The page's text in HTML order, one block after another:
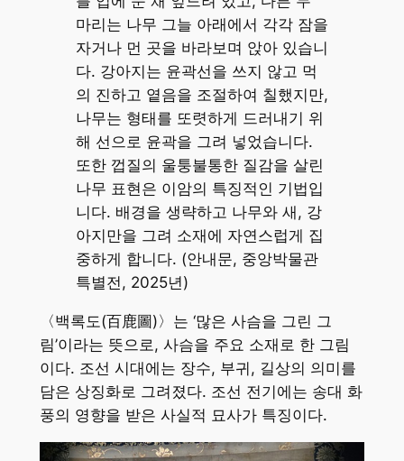
마리는 나무 그늘 아래에서 각각 잠을
자거나 먼 곳을 바라보며 앉아 있습니
다. 강아지는 윤곽선을 쓰지 않고 먹
의 진하고 옅음을 조절하여 칠했지만,
나무는 형태를 또렷하게 드러내기 위
해 선으로 윤곽을 그려 넣었습니다.
또한 껍질의 울퉁불통한 질감을 살린
나무 표현은 이암의 특징적인 기법입
니다. 배경을 생략하고 나무와 새, 강
아지만을 그려 소재에 자연스럽게 집
중하게 합니다. (안내문, 중앙박물관
특별전, 2025년)
〈백록도(百鹿圖)〉는 ‘많은 사슴을 그린 그
림’이라는 뜻으로, 사슴을 주요 소재로 한 그림
이다. 조선 시대에는 장수, 부귀, 길상의 의미를
담은 상징화로 그려졌다. 조선 전기에는 송대 화
풍의 영향을 받은 사실적 묘사가 특징이다.